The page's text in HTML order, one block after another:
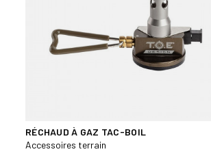
RÉCHAUD À GAZ TAC-BOIL
Accessoires terrain